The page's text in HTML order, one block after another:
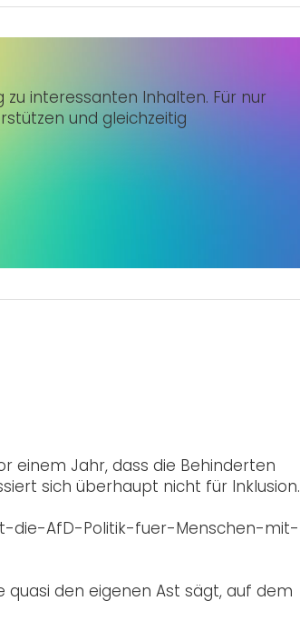
interessanten Inhalten. Für nur
und gleichzeitig
einem Jahr, dass die Behinderten
sich überhaupt nicht für Inklusion.
die-AfD-Politik-fuer-Menschen-mit-
quasi den eigenen Ast sägt, auf dem